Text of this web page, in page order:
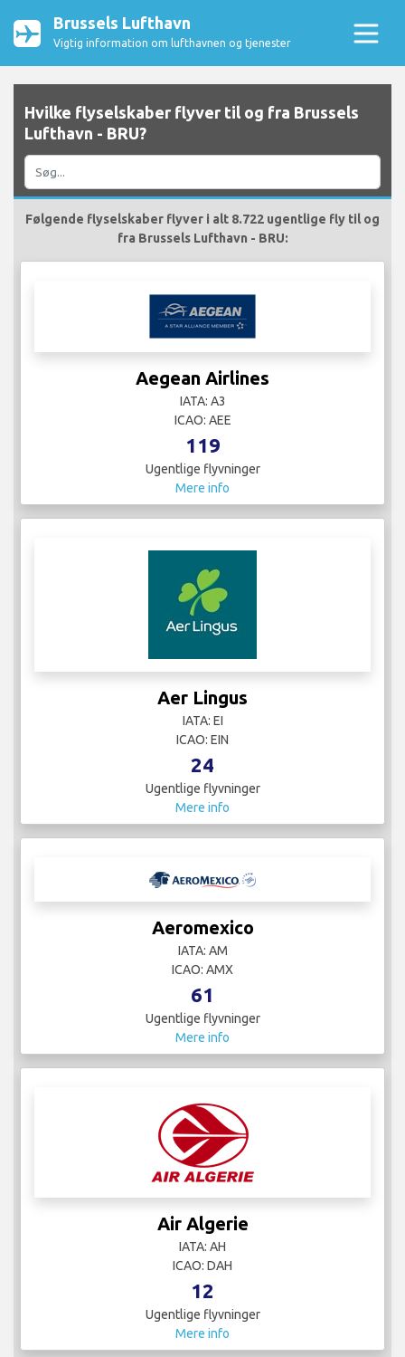
Brussels Lufthavn
Vigtig information om lufthavnen og tjenester
Hvilke flyselskaber flyver til og fra Brussels
Lufthavn - BRU?
Følgende flyselskaber flyver i alt 8.722 ugentlige fly til og
fra Brussels Lufthavn - BRU:
Aegean Airlines
IATA: A3
ICAO: AEE
119
Ugentlige flyvninger
Mere info
Aer Lingus
IATA: EI
ICAO: EIN
24
Ugentlige flyvninger
Mere info
Aeromexico
IATA: AM
ICAO: AMX
61
Ugentlige flyvninger
Mere info
Air Algerie
IATA: AH
ICAO: DAH
12
Ugentlige flyvninger
Mere info